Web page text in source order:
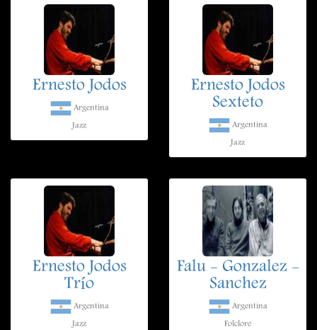
Ernesto Jodos
Argentina
Jazz
Ernesto Jodos
Sexteto
Argentina
Jazz
Ernesto Jodos
Trío
Argentina
Jazz
Falu - Gonzalez -
Sanchez
Argentina
Folclore